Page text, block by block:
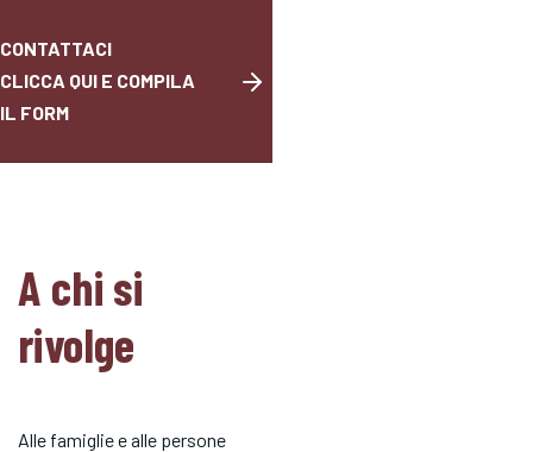
Angelo Custode.
CONTATTACI
CLICCA QUI E COMPILA
IL FORM
A chi si
rivolge
Alle famiglie e alle persone